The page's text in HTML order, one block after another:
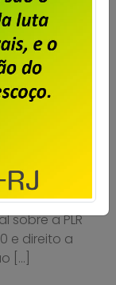
RJ
2026
julho, na sede
da
da
de 6%
sobre a PLR
e direito a
[…]